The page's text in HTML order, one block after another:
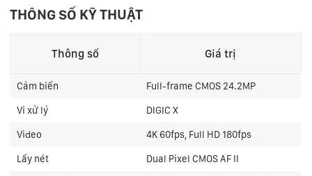
THÔNG SỐ KỸ THUẬT
Thông số Giá trị
Cảm biến Full-frame CMOS 24.2MP
Vi xử lý DIGIC X
Video 4K 60fps, Full HD 180fps
Lấy nét Dual Pixel CMOS AF II